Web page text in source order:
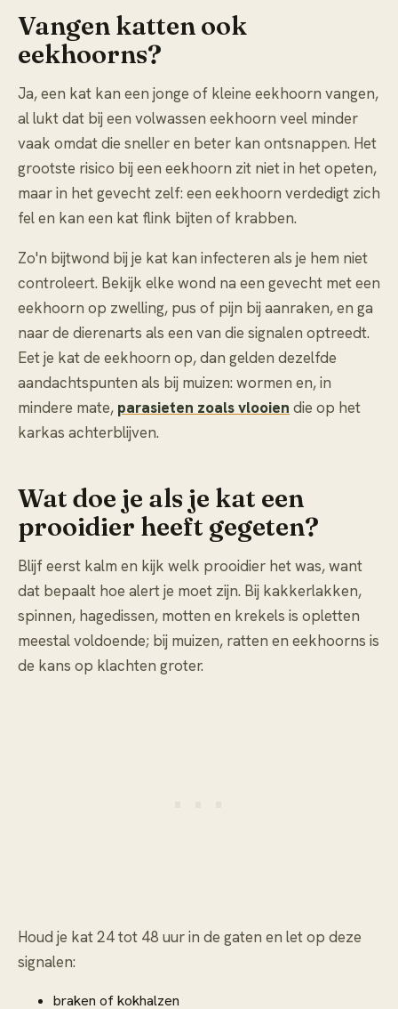
Vangen katten ook
eekhoorns?
Ja, een kat kan een jonge of kleine eekhoorn vangen,
al lukt dat bij een volwassen eekhoorn veel minder
vaak omdat die sneller en beter kan ontsnappen. Het
grootste risico bij een eekhoorn zit niet in het opeten,
maar in het gevecht zelf: een eekhoorn verdedigt zich
fel en kan een kat flink bijten of krabben.
Zo'n bijtwond bij je kat kan infecteren als je hem niet
controleert. Bekijk elke wond na een gevecht met een
eekhoorn op zwelling, pus of pijn bij aanraken, en ga
naar de dierenarts als een van die signalen optreedt.
Eet je kat de eekhoorn op, dan gelden dezelfde
aandachtspunten als bij muizen: wormen en, in
mindere mate, parasieten zoals vlooien die op het
karkas achterblijven.
Wat doe je als je kat een
prooidier heeft gegeten?
Blijf eerst kalm en kijk welk prooidier het was, want
dat bepaalt hoe alert je moet zijn. Bij kakkerlakken,
spinnen, hagedissen, motten en krekels is opletten
meestal voldoende; bij muizen, ratten en eekhoorns is
de kans op klachten groter.
Houd je kat 24 tot 48 uur in de gaten en let op deze
signalen:
braken of kokhalzen